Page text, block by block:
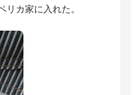
カ家に入れた。